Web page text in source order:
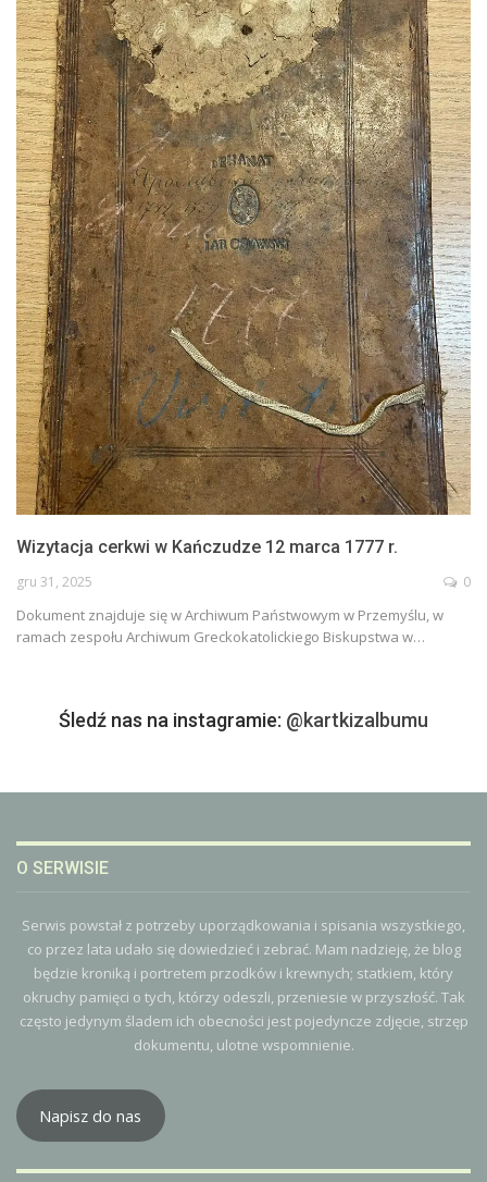
Wizytacja cerkwi w Kańczudze 12 marca 1777 r.
gru 31, 2025 0
Dokument znajduje się w Archiwum Państwowym w Przemyślu, w
ramach zespołu Archiwum Greckokatolickiego Biskupstwa w…
Śledź nas na instagramie: @kartkizalbumu
O SERWISIE
Serwis powstał z potrzeby uporządkowania i spisania wszystkiego,
co przez lata udało się dowiedzieć i zebrać. Mam nadzieję, że blog
będzie kroniką i portretem przodków i krewnych; statkiem, który
okruchy pamięci o tych, którzy odeszli, przeniesie w przyszłość. Tak
często jedynym śladem ich obecności jest pojedyncze zdjęcie, strzęp
dokumentu, ulotne wspomnienie.
Napisz do nas